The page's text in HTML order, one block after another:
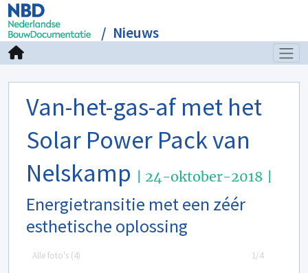
Nieuws
Van-het-gas-af met het
Solar Power Pack van
Nelskamp
| 24-oktober-2018 |
Energietransitie met een zéér
esthetische oplossing
Alle foto's (4) 1/4